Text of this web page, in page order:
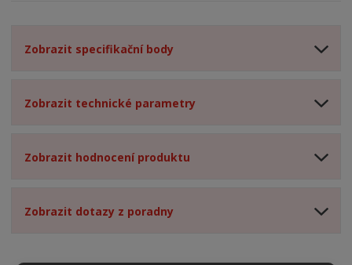
Zobrazit specifikační body
Zobrazit technické parametry
Zobrazit hodnocení produktu
Zobrazit dotazy z poradny